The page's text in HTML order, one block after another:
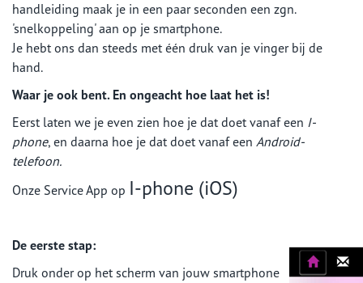
handleiding maak je in een paar seconden een zgn.
'snelkoppeling' aan op je smartphone.
Je hebt ons dan steeds met één druk van je vinger bij de
hand.
Waar je ook bent. En ongeacht hoe laat het is!
Eerst laten we je even zien hoe je dat doet vanaf een I-
phone, en daarna hoe je dat doet vanaf een Android-
telefoon.
Onze Service App op I-phone (iOS)
De eerste stap:
Druk onder op het scherm van jouw smartphone